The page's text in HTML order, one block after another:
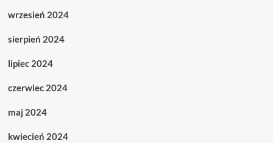
wrzesień 2024
sierpień 2024
lipiec 2024
czerwiec 2024
maj 2024
kwiecień 2024